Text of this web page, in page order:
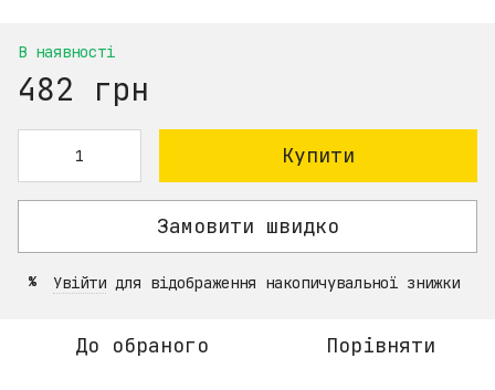
В наявності
482 грн
Купити
Замовити швидко
% Увійти для відображення накопичувальної знижки
До обраного Порівняти